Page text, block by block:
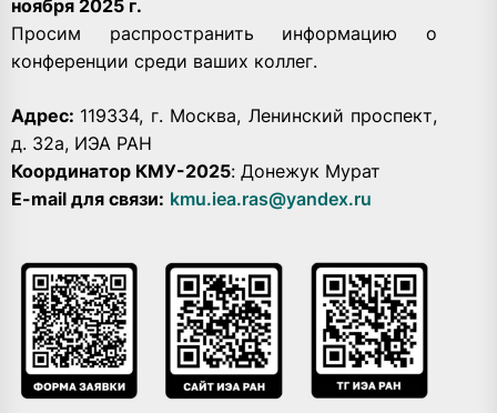
ноября 2025 г.
Просим распространить информацию о
конференции среди ваших коллег.
Адрес: 119334, г. Москва, Ленинский проспект,
д. 32а, ИЭА РАН
Координатор КМУ-2025: Донежук Мурат
Е-mail для связи: kmu.iea.ras@yandex.ru